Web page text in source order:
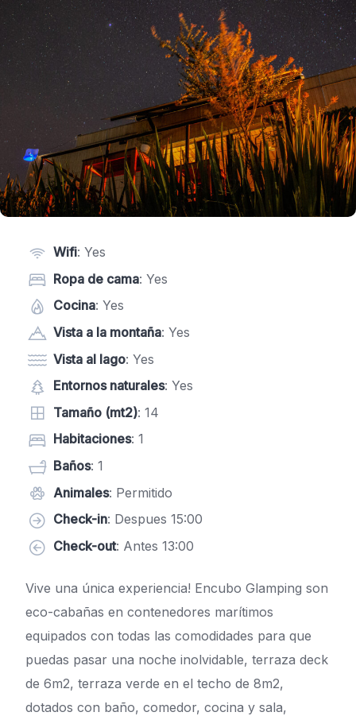
Wifi: Yes
Ropa de cama: Yes
Cocina: Yes
Vista a la montaña: Yes
Vista al lago: Yes
Entornos naturales: Yes
Tamaño (mt2): 14
Habitaciones: 1
Baños: 1
Animales: Permitido
Check-in: Despues 15:00
Check-out: Antes 13:00
Vive una única experiencia! Encubo Glamping son
eco-cabañas en contenedores marítimos
equipados con todas las comodidades para que
puedas pasar una noche inolvidable, terraza deck
de 6m2, terraza verde en el techo de 8m2,
dotados con baño, comedor, cocina y sala,